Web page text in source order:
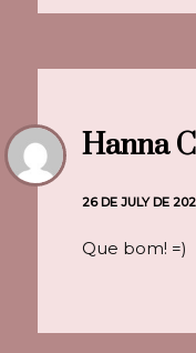
Hanna
26 DE JULY DE
Que bom! =)